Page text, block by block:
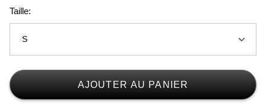
Taille:
S
M Stock faible
AJOUTER AU PANIER